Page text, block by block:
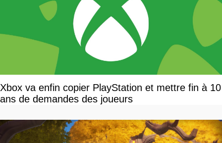
Xbox va enfin copier PlayStation et mettre fin à 10
ans de demandes des joueurs